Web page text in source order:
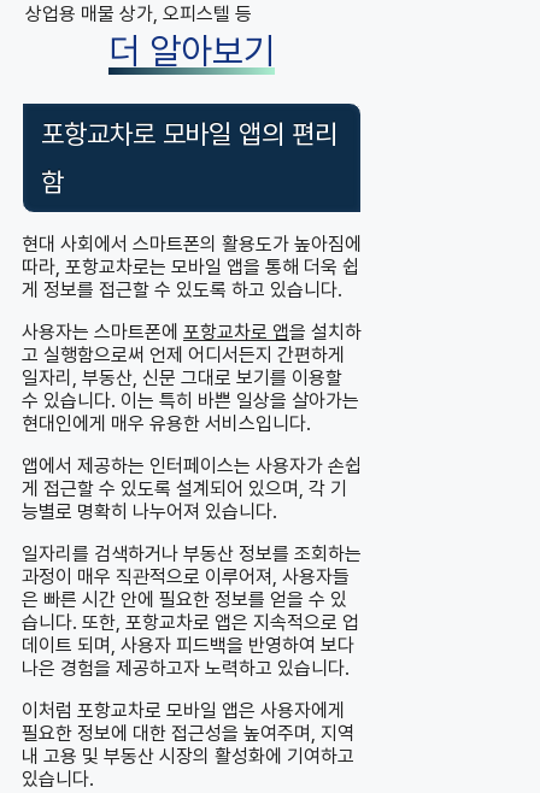
상업용 매물 상가, 오피스텔 등
더 알아보기
포항교차로 모바일 앱의 편리
함
현대 사회에서 스마트폰의 활용도가 높아짐에
따라, 포항교차로는 모바일 앱을 통해 더욱 쉽
게 정보를 접근할 수 있도록 하고 있습니다.
사용자는 스마트폰에 포항교차로 앱을 설치하
고 실행함으로써 언제 어디서든지 간편하게
일자리, 부동산, 신문 그대로 보기를 이용할
수 있습니다. 이는 특히 바쁜 일상을 살아가는
현대인에게 매우 유용한 서비스입니다.
앱에서 제공하는 인터페이스는 사용자가 손쉽
게 접근할 수 있도록 설계되어 있으며, 각 기
능별로 명확히 나누어져 있습니다.
일자리를 검색하거나 부동산 정보를 조회하는
과정이 매우 직관적으로 이루어져, 사용자들
은 빠른 시간 안에 필요한 정보를 얻을 수 있
습니다. 또한, 포항교차로 앱은 지속적으로 업
데이트 되며, 사용자 피드백을 반영하여 보다
나은 경험을 제공하고자 노력하고 있습니다.
이처럼 포항교차로 모바일 앱은 사용자에게
필요한 정보에 대한 접근성을 높여주며, 지역
내 고용 및 부동산 시장의 활성화에 기여하고
있습니다.